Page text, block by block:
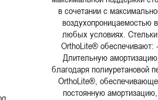
в сочетании с
воздухопроницаемостью в
любых условиях. Стельки
OrthoLite® обеспечивают: -
Длительную амортизацию
благодаря полиуретановой
OrthoLite®,
постоянную амортизацию,